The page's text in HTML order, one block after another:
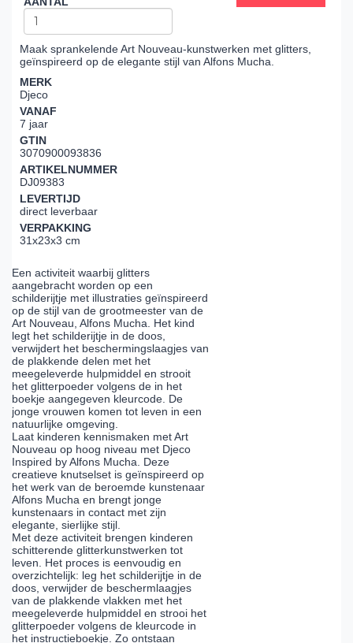
Maak sprankelende Art Nouveau-kunstwerken met glitters,
geïnspireerd op de elegante stijl van Alfons Mucha.
MERK
Djeco
VANAF
7 jaar
GTIN
3070900093836
ARTIKELNUMMER
DJ09383
LEVERTIJD
direct leverbaar
VERPAKKING
31x23x3 cm
Een activiteit waarbij glitters
aangebracht worden op een
schilderijtje met illustraties geïnspireerd
op de stijl van de grootmeester van de
Art Nouveau, Alfons Mucha. Het kind
legt het schilderijtje in de doos,
verwijdert het beschermingslaagjes van
de plakkende delen met het
meegeleverde hulpmiddel en strooit
het glitterpoeder volgens de in het
boekje aangegeven kleurcode. De
jonge vrouwen komen tot leven in een
natuurlijke omgeving.
Laat kinderen kennismaken met Art
Nouveau op hoog niveau met Djeco
Inspired by Alfons Mucha. Deze
creatieve knutselset is geïnspireerd op
het werk van de beroemde kunstenaar
Alfons Mucha en brengt jonge
kunstenaars in contact met zijn
elegante, sierlijke stijl.
Met deze activiteit brengen kinderen
schitterende glitterkunstwerken tot
leven. Het proces is eenvoudig en
overzichtelijk: leg het schilderijtje in de
doos, verwijder de beschermlaagjes
van de plakkende vlakken met het
meegeleverde hulpmiddel en strooi het
glitterpoeder volgens de kleurcode in
het instructieboekje. Zo ontstaan